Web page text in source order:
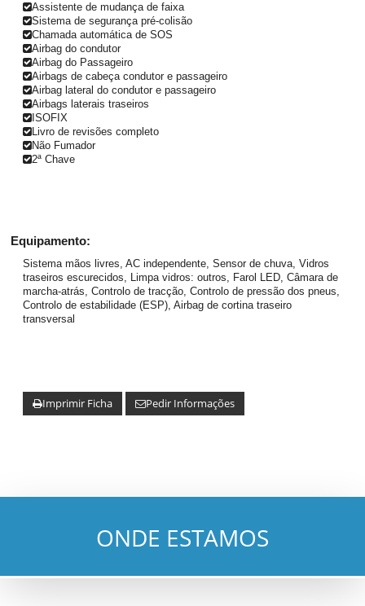
Assistente de mudança de faixa
Sistema de segurança pré-colisão
Chamada automática de SOS
Airbag do condutor
Airbag do Passageiro
Airbags de cabeça condutor e passageiro
Airbag lateral do condutor e passageiro
Airbags laterais traseiros
ISOFIX
Livro de revisões completo
Não Fumador
2ª Chave
Equipamento:
Sistema mãos livres, AC independente, Sensor de chuva, Vidros
traseiros escurecidos, Limpa vidros: outros, Farol LED, Câmara de
marcha-atrás, Controlo de tracção, Controlo de pressão dos pneus,
Controlo de estabilidade (ESP), Airbag de cortina traseiro
transversal
Imprimir Ficha Pedir Informações
ONDE ESTAMOS